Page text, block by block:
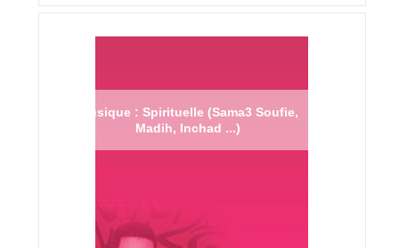
Musique : Spirituelle (Sama3 Soufie,
Madih, Inchad ...)